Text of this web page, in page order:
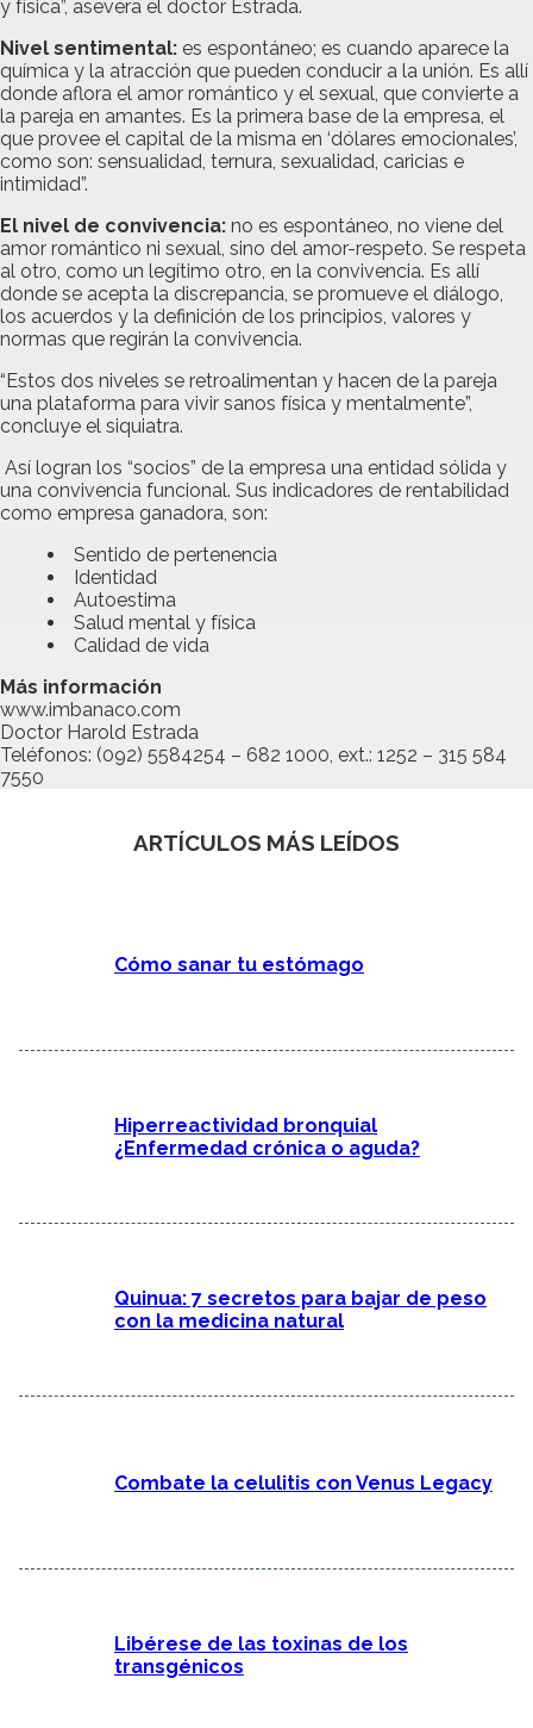
y física”, asevera el doctor Estrada.
Nivel sentimental: es espontáneo; es cuando aparece la
química y la atracción que pueden conducir a la unión. Es allí
donde aflora el amor romántico y el sexual, que convierte a
la pareja en amantes. Es la primera base de la empresa, el
que provee el capital de la misma en ‘dólares emocionales’,
como son: sensualidad, ternura, sexualidad, caricias e
intimidad”.
El nivel de convivencia: no es espontáneo, no viene del
amor romántico ni sexual, sino del amor-respeto. Se respeta
al otro, como un legítimo otro, en la convivencia. Es allí
donde se acepta la discrepancia, se promueve el diálogo,
los acuerdos y la definición de los principios, valores y
normas que regirán la convivencia.
“Estos dos niveles se retroalimentan y hacen de la pareja
una plataforma para vivir sanos física y mentalmente”,
concluye el siquiatra.
Así logran los “socios” de la empresa una entidad sólida y
una convivencia funcional. Sus indicadores de rentabilidad
como empresa ganadora, son:
Sentido de pertenencia
Identidad
Autoestima
Salud mental y física
Calidad de vida
Más información
www.imbanaco.com
Doctor Harold Estrada
Teléfonos: (092) 5584254 – 682 1000, ext.: 1252 – 315 584
7550
ARTÍCULOS MÁS LEÍDOS
Cómo sanar tu estómago
Hiperreactividad bronquial
¿Enfermedad crónica o aguda?
Quinua: 7 secretos para bajar de peso
con la medicina natural
Combate la celulitis con Venus Legacy
Libérese de las toxinas de los
transgénicos